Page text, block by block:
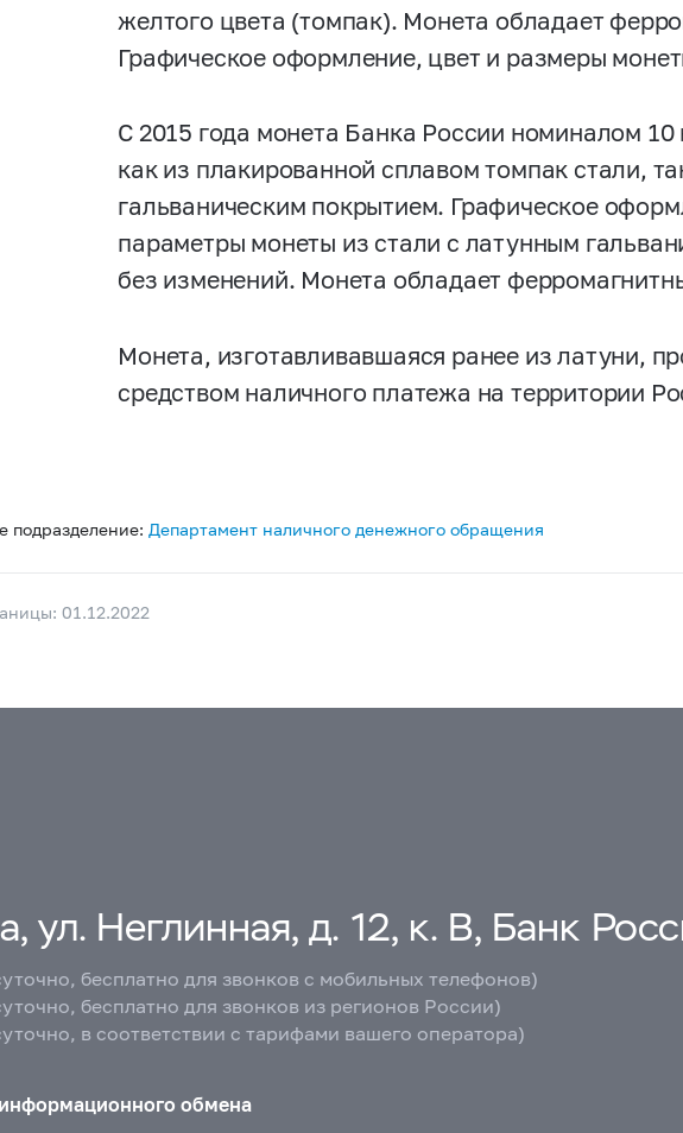
желтого цвета (томпак). Монета обладает
Графическое оформление, цвет и размеры
С 2015 года монета Банка России номиналом 10
как из плакированной сплавом томпак стали,
гальваническим покрытием. Графическое
параметры монеты из стали с латунным
без изменений. Монета обладает
Монета, изготавливавшаяся ранее из латуни,
средством наличного платежа на территории
подразделение: Департамент наличного денежного обращения
01.12.2022
ул. Неглинная, д. 12, к. В, Банк
бесплатно для звонков с мобильных телефонов)
бесплатно для звонков из регионов России)
в соответствии с тарифами вашего оператора)
обмена